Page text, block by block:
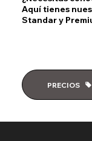
Aquí tienes
Standar y
PRECIOS